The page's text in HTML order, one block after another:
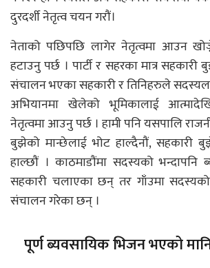
दुरदर्शी नेतृत्व चयन गरौं।
नेताको पछिपछि लागेर नेतृत्वमा आउन
हटाउनु पर्छ । पार्टी र सहरका मात्र
संचालन भएका सहकारी र तिनिहरुले
अभियानमा खेलेको भूमिकालाई
नेतृत्वमा आउनु पर्छ । हामी पनि यसपालि
बुझेको मान्छेलाई भोट हाल्दैनौं, सहकारी
हाल्छौं । काठमाडौंमा सदस्यको भन्दापनि
सहकारी चलाएका छन् तर गाँउमा
संचालन गरेका छन् ।
पूर्ण ब्यवसायिक भिजन भएको